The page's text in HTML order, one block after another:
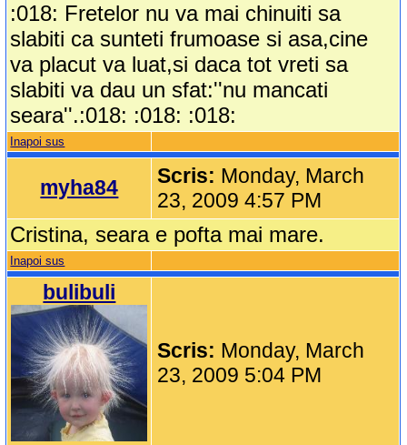
:018: Fretelor nu va mai chinuiti sa
slabiti ca sunteti frumoase si asa,cine
va placut va luat,si daca tot vreti sa
slabiti va dau un sfat:''nu mancati
seara''.:018: :018: :018:
Inapoi sus
myha84 Scris: Monday, March
23, 2009 4:57 PM
Cristina, seara e pofta mai mare.
Inapoi sus
bulibuli
Scris: Monday, March
23, 2009 5:04 PM